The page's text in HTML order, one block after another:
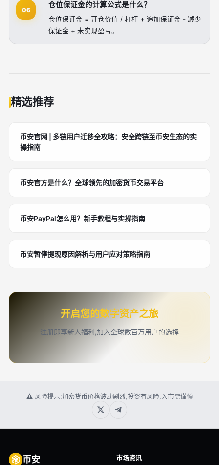
06
仓位保证金的计算公式是什么？
仓位保证金 = 开仓价值 / 杠杆 + 追加保证金 - 减少
保证金 + 未实现盈亏。
精选推荐
币安官网 | 多链用户迁移全攻略：安全跨链至币安生态的实
操指南
币安官方是什么？全球领先的加密货币交易平台
币安PayPal怎么用？新手教程与实操指南
币安暂停提现原因解析与用户应对策略指南
开启您的数字资产之旅
注册即享新人福利,加入全球数百万用户的选择
⚠ 风险提示:加密货币价格波动剧烈,投资有风险,入市需谨慎
币安 市场资讯